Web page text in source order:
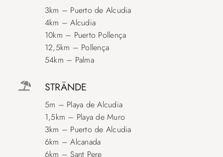
3km – Puerto de Alcudia
4km – Alcudia
10km – Puerto Pollença
12,5km – Pollença
54km – Palma
STRÄNDE
5m – Playa de Alcudia
1,5km – Playa de Muro
3km – Puerto de Alcudia
6km – Alcanada
6km – Sant Pere